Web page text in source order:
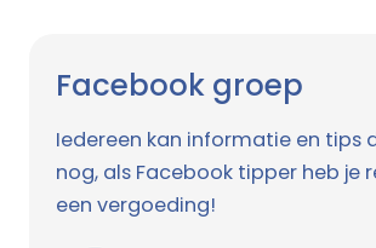
Facebook groep
Iedereen kan informatie en tips
nog, als Facebook tipper heb je
een vergoeding!